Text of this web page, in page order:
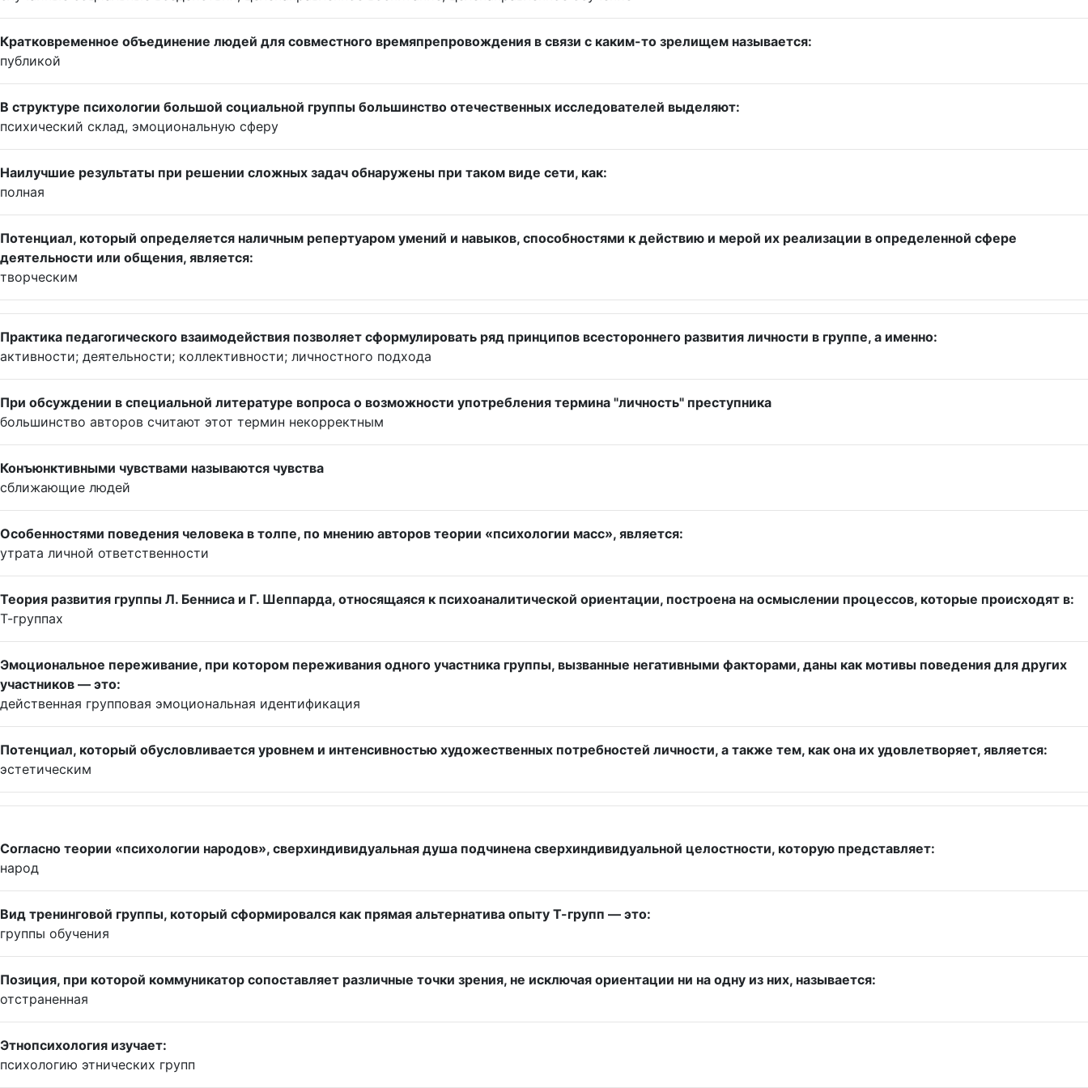
Кратковременное объединение людей для совместного времяпрепровождения в связи с каким-то зрелищем называется:
публикой
В структуре психологии большой социальной группы большинство отечественных исследователей выделяют:
психический склад, эмоциональную сферу
Наилучшие результаты при решении сложных задач обнаружены при таком виде сети, как:
полная
Потенциал, который определяется наличным репертуаром умений и навыков, способностями к действию и мерой их реализации в определенной сфере
деятельности или общения, является:
творческим
Практика педагогического взаимодействия позволяет сформулировать ряд принципов всестороннего развития личности в группе, а именно:
активности; деятельности; коллективности; личностного подхода
При обсуждении в специальной литературе вопроса о возможности употребления термина "личность" преступника
большинство авторов считают этот термин некорректным
Конъюнктивными чувствами называются чувства
сближающие людей
Особенностями поведения человека в толпе, по мнению авторов теории «психологии масс», является:
утрата личной ответственности
Теория развития группы Л. Бенниса и Г. Шеппарда, относящаяся к психоаналитической ориентации, построена на осмыслении процессов, которые происходят в:
Т-группах
Эмоциональное переживание, при котором переживания одного участника группы, вызванные негативными факторами, даны как мотивы поведения для других
участников — это:
действенная групповая эмоциональная идентификация
Потенциал, который обусловливается уровнем и интенсивностью художественных потребностей личности, а также тем, как она их удовлетворяет, является:
эстетическим
Согласно теории «психологии народов», сверхиндивидуальная душа подчинена сверхиндивидуальной целостности, которую представляет:
народ
Вид тренинговой группы, который сформировался как прямая альтернатива опыту Т-групп — это:
группы обучения
Позиция, при которой коммуникатор сопоставляет различные точки зрения, не исключая ориентации ни на одну из них, называется:
отстраненная
Этнопсихология изучает:
психологию этнических групп